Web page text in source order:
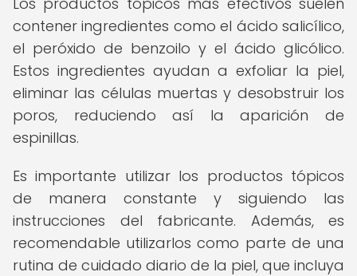
contener ingredientes como el ácido salicílico,
el peróxido de benzoilo y el ácido glicólico.
Estos ingredientes ayudan a exfoliar la piel,
eliminar las células muertas y desobstruir los
poros, reduciendo así la aparición de
espinillas.
Es importante utilizar los productos tópicos
de manera constante y siguiendo las
instrucciones del fabricante. Además, es
recomendable utilizarlos como parte de una
rutina de cuidado diario de la piel, que incluya